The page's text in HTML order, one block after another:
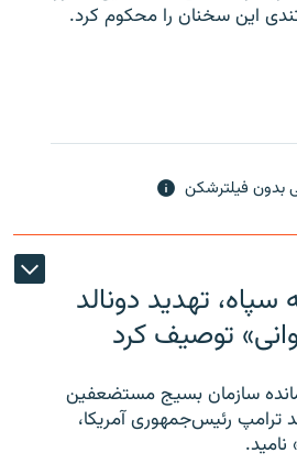
این سخنان را محکوم کرد.
بدون فیلترشکن
تهدید دونالد
توصیف کرد
سازمان بسیج مستضعفین
ترامپ رئیس‌جمهوری آمریکا،